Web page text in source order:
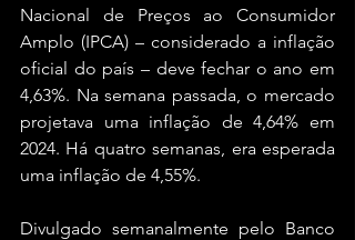
Nacional de Preços ao Consumidor
Amplo (IPCA) – considerado a inflação
oficial do país – deve fechar o ano em
4,63%. Na semana passada, o mercado
projetava uma inflação de 4,64% em
2024. Há quatro semanas, era esperada
uma inflação de 4,55%.
Divulgado semanalmente pelo Banco